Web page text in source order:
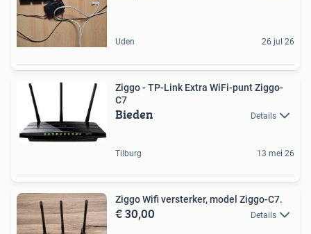
Uden 26 jul 26
Ziggo - TP-Link Extra WiFi-punt Ziggo-
C7
Bieden Details
Tilburg 13 mei 26
Ziggo Wifi versterker, model Ziggo-C7.
€ 30,00 Details